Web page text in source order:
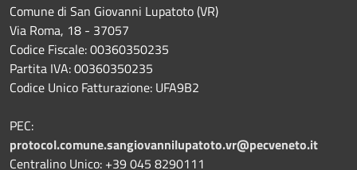
Comune di San Giovanni Lupatoto (VR)
Via Roma, 18 - 37057
Codice Fiscale: 00360350235
Partita IVA: 00360350235
Codice Unico Fatturazione: UFA9B2
PEC:
protocol.comune.sangiovannilupatoto.vr@pecveneto.it
Centralino Unico: +39 045 8290111